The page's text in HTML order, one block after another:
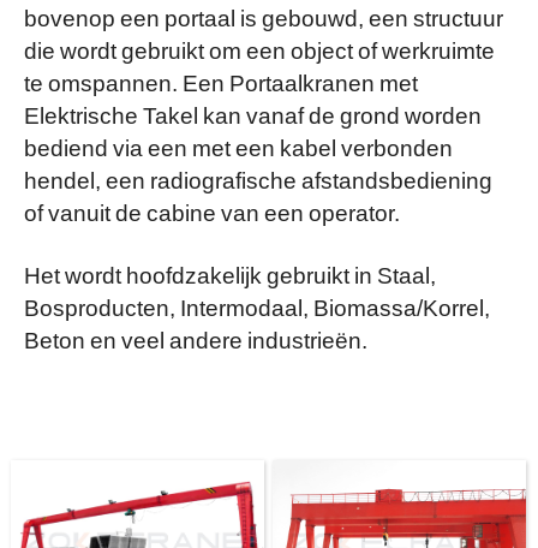
bovenop een portaal is gebouwd, een structuur
die wordt gebruikt om een object of werkruimte
te omspannen. Een Portaalkranen met
Elektrische Takel kan vanaf de grond worden
bediend via een met een kabel verbonden
hendel, een radiografische afstandsbediening
of vanuit de cabine van een operator.
Het wordt hoofdzakelijk gebruikt in Staal,
Bosproducten, Intermodaal, Biomassa/Korrel,
Beton en veel andere industrieën.